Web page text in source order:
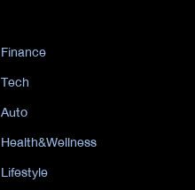
Finance
Tech
Auto
Health&Wellness
Lifestyle